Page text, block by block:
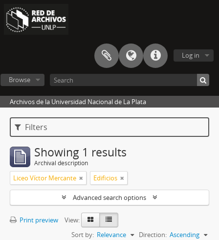
Log in
Browse
Archivos de la Universidad Nacional de La Plata
Filters
Showing 1 results
Archival description
Liceo Víctor Mercante Edificios
Advanced search options
Print preview
View:
Sort by: Relevance Direction: Ascending